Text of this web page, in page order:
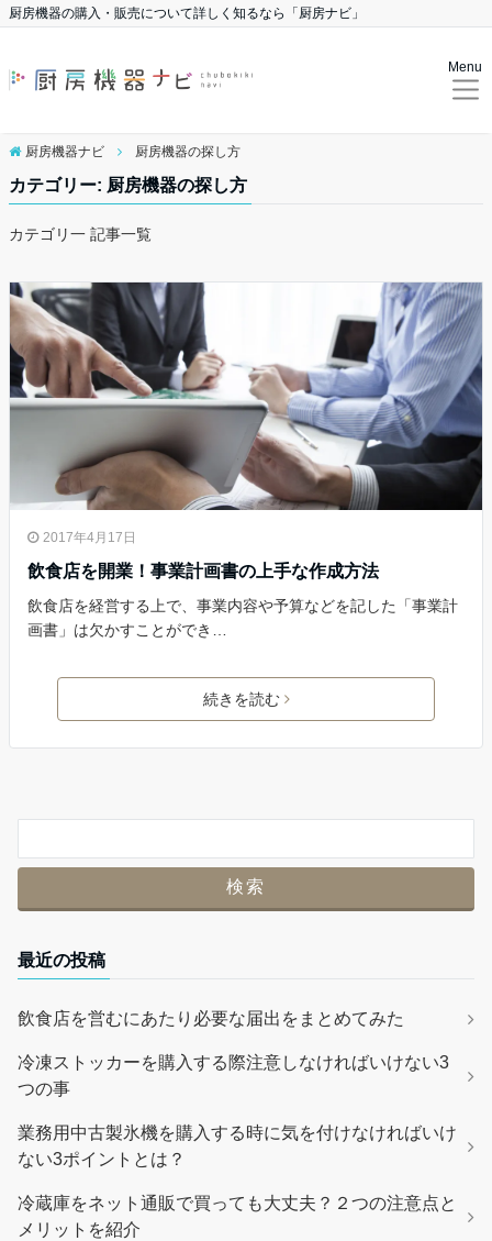
厨房機器の購入・販売について詳しく知るなら「厨房ナビ」
Menu
厨房機器ナビ 厨房機器の探し方
カテゴリー: 厨房機器の探し方
カテゴリ一 記事一覧
2017年4月17日
飲食店を開業！事業計画書の上手な作成方法
飲食店を経営する上で、事業内容や予算などを記した「事業計
画書」は欠かすことができ…
続きを読む
最近の投稿
飲食店を営むにあたり必要な届出をまとめてみた
冷凍ストッカーを購入する際注意しなければいけない3
つの事
業務用中古製氷機を購入する時に気を付けなければいけ
ない3ポイントとは？
冷蔵庫をネット通販で買っても大丈夫？２つの注意点と
メリットを紹介